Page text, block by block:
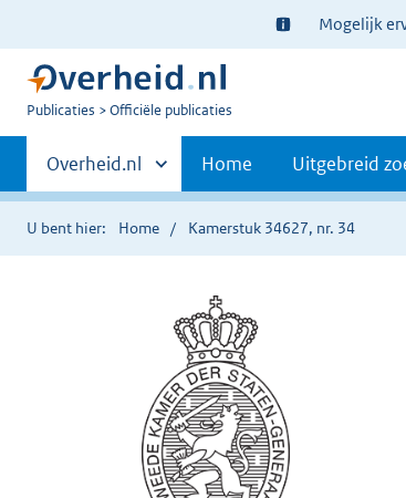
Ter
informatie:
Mogelijk
U
Publicaties Officiële publicaties
Primaire
navigatie
Andere
sites
binnen
Overheid.nl Home Uitgebreid
U bent hier: Home Kamerstuk 34627, nr. 34